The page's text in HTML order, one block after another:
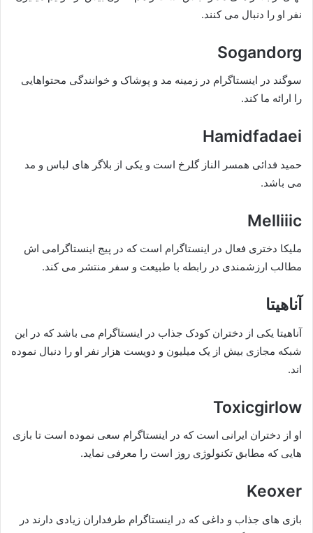
نفر او را دنبال می کنند.
Sogandorg
سوگند در اینستاگرام در زمینه مد و پوشاک و خوانندگی محتواهایی
را ارائه ما کند.
Hamidfadaei
حمید فدائی همسر الناز گلرخ است و یکی از بلاگر های لباس و مد
می باشد.
Melliiic
ملیکا دختری فعال در اینستاگرام است که در پیج اینستاگرامی اش
مطالب ارزشمندی در رابطه با طبیعت و سفر منتشر می کند.
آناهیتا
آناهیتا یکی از دختران کودک جذاب در اینستاگرام می باشد که در این
شبکه مجازی بیش از یک میلیون و دویست هزار نفر او را دنبال نموده
اند.
Toxicgirlow
او از دختران ایرانی است که در اینستاگرام سعی نموده است تا بازی
هایی که مطابق تکنولوژی روز است را معرفی نماید.
Keoxer
بازی های جذاب و داغی که در اینستاگرام طرفداران زیادی دارند در